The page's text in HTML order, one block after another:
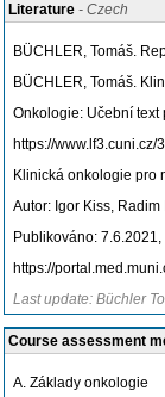
Literature - Czech
BÜCHLER, Tomáš.
BÜCHLER, Tomáš.
Onkologie: Učební text
https://www.lf3.cuni.cz/
Klinická onkologie pro
Autor: Igor Kiss,
Publikováno:
https://
Last update: Büchler
Course assessment
A. Základy onkologie